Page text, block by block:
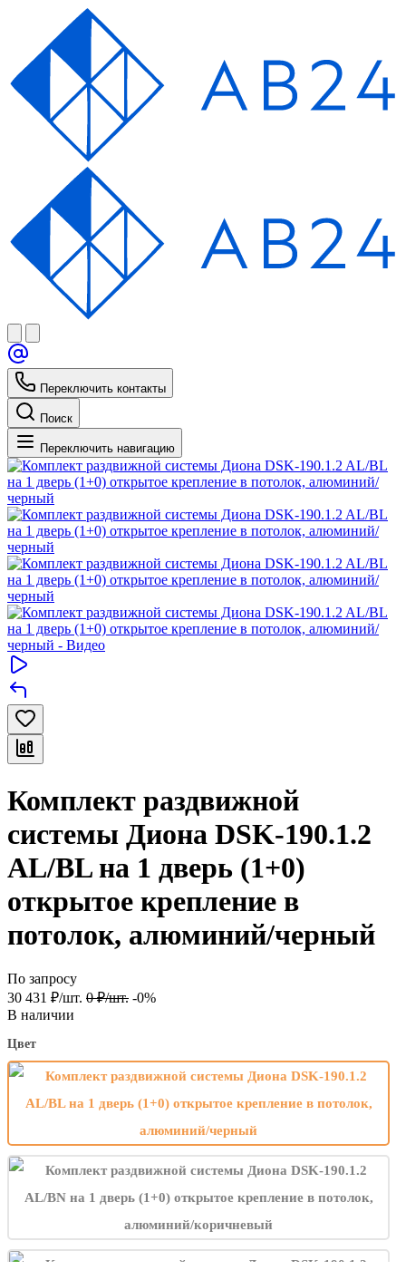
Переключить контакты
Поиск
Переключить навигацию
Комплект раздвижной
системы Диона DSK-190.1.2
AL/BL на 1 дверь (1+0)
открытое крепление в
потолок, алюминий/черный
По запросу
30 431 ₽/шт. 0 ₽/шт. -0%
В наличии
Цвет